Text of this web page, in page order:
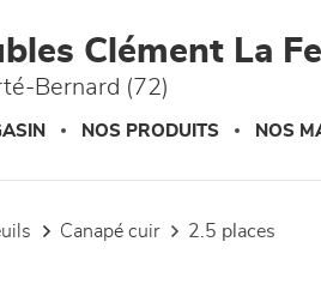
Clément La
Bernard (72)
NOS PRODUITS NOS
canapé cuir 2.5 places